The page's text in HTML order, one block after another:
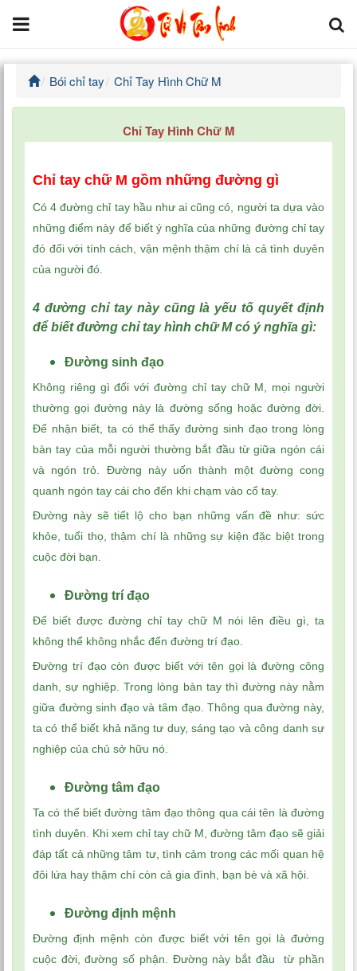
Trang chủ
Phong thủy
Kinh Dịch
Xem ngày
Xem tuổi
Xem bói
Tướng số
Cung hoàng đạo
Bói chỉ tay Chỉ Tay Hình Chữ M
Chỉ Tay Hình Chữ M
Chỉ tay chữ M gồm những đường gì
Có 4 đường chỉ tay hầu như ai cũng có, người ta dựa vào
những điểm này để biết ý nghĩa của những đường chỉ tay
đó đối với tính cách, vận mệnh thậm chí là cả tình duyên
của người đó.
4 đường chỉ tay này cũng là yếu tố quyết định
để biết đường chỉ tay hình chữ M có ý nghĩa gì:
Đường sinh đạo
Không riêng gì đối với đường chỉ tay chữ M, mọi người
thường gọi đường này là đường sống hoặc đường đời.
Để nhận biết, ta có thể thấy đường sinh đạo trong lòng
bàn tay của mỗi người thường bắt đầu từ giữa ngón cái
và ngón trỏ. Đường này uốn thành một đường cong
quanh ngón tay cái cho đến khi chạm vào cổ tay.
Đường này sẽ tiết lộ cho bạn những vấn đề như: sức
khỏe, tuổi thọ, thậm chí là những sự kiện đặc biệt trong
cuộc đời bạn.
Đường trí đạo
Để biết được đường chỉ tay chữ M nói lên điều gì, ta
không thể không nhắc đến đường trí đạo.
Đường trí đạo còn được biết với tên gọi là đường công
danh, sự nghiệp. Trong lòng bàn tay thì đường này nằm
giữa đường sinh đạo và tâm đạo. Thông qua đường này,
ta có thể biết khả năng tư duy, sáng tạo và công danh sự
nghiệp của chủ sở hữu nó.
Đường tâm đạo
Ta có thể biết đường tâm đạo thông qua cái tên là đường
tình duyên. Khi xem chỉ tay chữ M, đường tâm đạo sẽ giải
đáp tất cả những tâm tư, tình cảm trong các mối quan hệ
đôi lứa hay thậm chí còn cả gia đình, bạn bè và xã hội.
Đường định mệnh
Đường định mệnh còn được biết với tên gọi là đường
cuộc đời, đường số phận. Đường này bắt đầu từ phần